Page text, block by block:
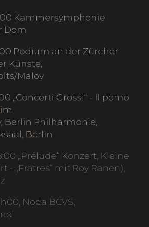
Kammersymphonie
Dom
Podium an der Zürcher
Künste,
Malov
„Concerti Grossi“ - Il pomo
Berlin Philharmonie,
Berlin
„Prélude“ Konzert, Kleine
- „Fratres“ mit Roy Ranen),
Noda BCVS,